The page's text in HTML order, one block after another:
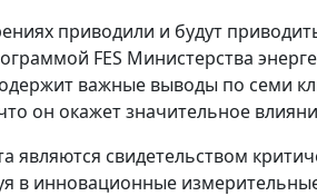
приводили и будут
FES Министерства
важные выводы по семи
он окажет значительное
являются свидетельством
в инновационные